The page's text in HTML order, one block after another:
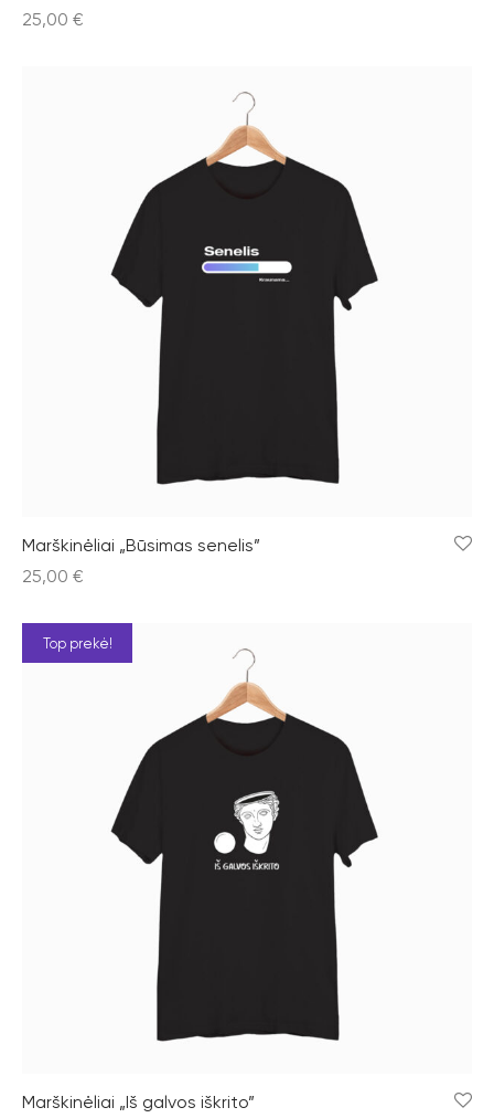
25,00 €
Marškinėliai „Būsimas senelis”
25,00 €
Top prekė!
Marškinėliai „Iš galvos iškrito”